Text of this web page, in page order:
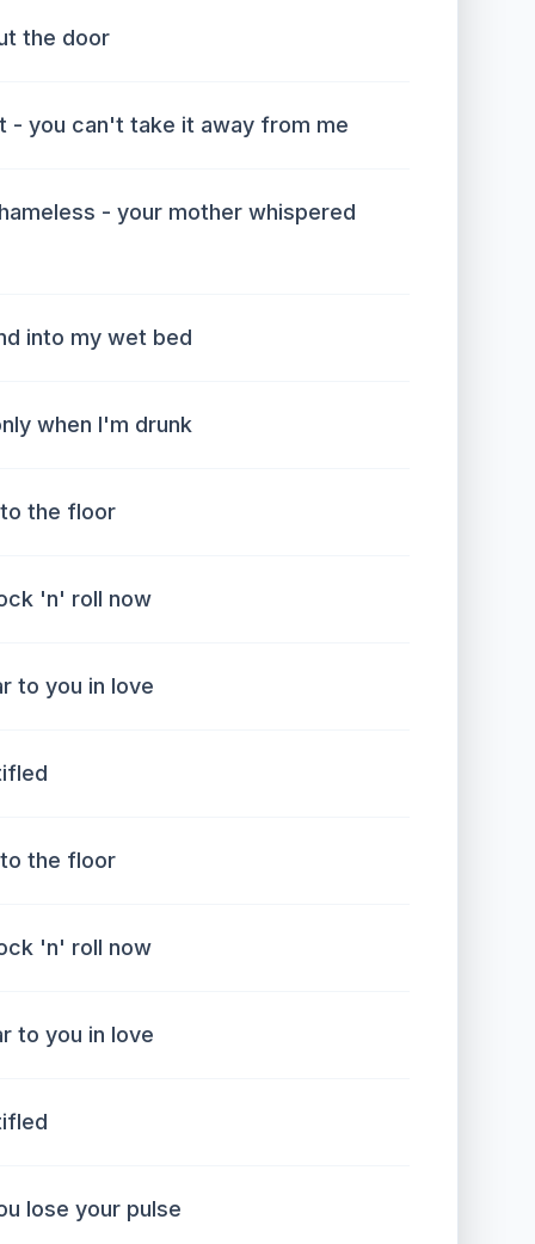
the door
- you can't take it away from me
- your mother whispered
into my wet bed
when I'm drunk
the floor
'n' roll now
to you in love
the floor
'n' roll now
to you in love
lose your pulse